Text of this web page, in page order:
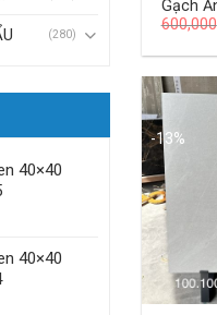
(280)
40×40
40×40
Gạch
600,000
-13%